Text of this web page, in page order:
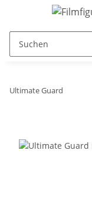
Ultimate Guard